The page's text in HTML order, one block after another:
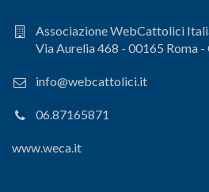
Associazione WebCattolici
Via Aurelia 468 - 00165 Roma -
info@webcattolici.it
06.87165871
www.weca.it